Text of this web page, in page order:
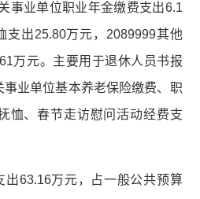
事业单位职业年金缴费支出6.1
支出25.80万元，2089999其他
万元。主要用于退休人员书报
业单位基本养老保险缴费、职
恤、春节走访慰问活动经费支
出63.16万元，占一般公共预算